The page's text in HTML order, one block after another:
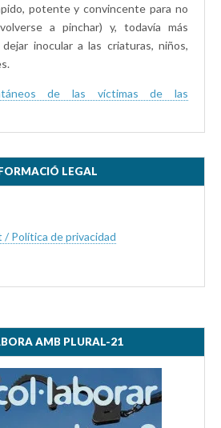
potente y convincente para no
a pinchar) y, todavía más
inocular a las criaturas, niños,
de las víctimas de las
LEGAL
/ Política de privacidad
AMB PLURAL-21